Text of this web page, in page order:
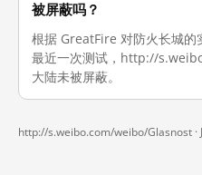
被屏蔽吗？
根据 GreatFire 对防火长城
最近一次测试，http://
大陆未被屏蔽。
http://s.weibo.com/weibo/Glasnost ·